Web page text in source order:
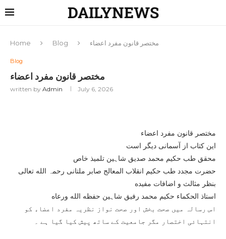
DAILYNEWS
Home Blog مختصر قانون مفرد اعضاء
Blog
مختصر قانون مفرد اعضاء
written by Admin July 6, 2026
مختصر قانون مفرد اعضاء
این کتاب از آسمانی دیگر است
محقق طب حکیم محمد صدیق شاہین تلميذ خاص
حضرت مجدد طب حکیم انقلاب المعالج صابر ملتانی رحمہ الله تعالى
بنظر مثالث و اضافات مفیده
استاذ الحکماء حکیم محمد رفیق شاہین حفظه الله ورعاه
اس رسالہ میں صحت بخش اور صحت نواز نظریہ مفرد اعضاء کو
انتہائی اختصار مگر جامعیت کے ساتھ پیش کیا گیا ہے ۔